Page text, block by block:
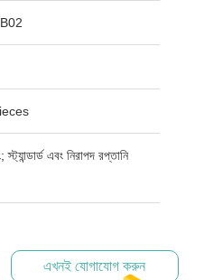
স্ট্যান্ডার্ড এবং নিরাপদ রপ্তানি
এখনই যোগাযোগ করুন